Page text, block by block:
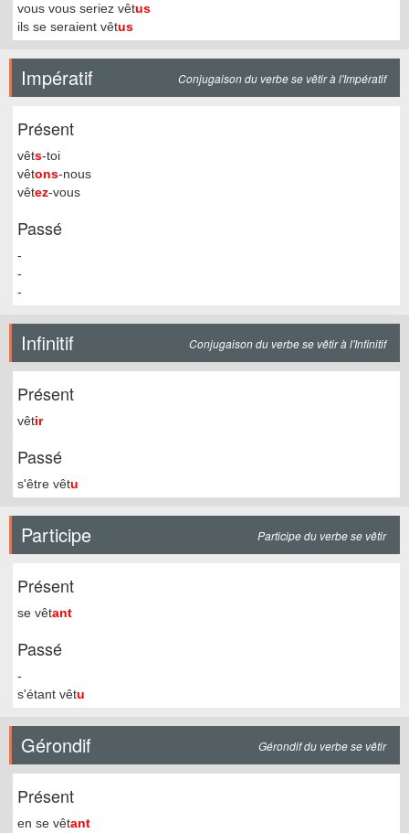
vous vous seriez vêtus
ils se seraient vêtus
Impératif Conjugaison du verbe se vêtir à l'Impératif
Présent
vêts-toi
vêtons-nous
vêtez-vous
Passé
-
-
-
Infinitif Conjugaison du verbe se vêtir à l'Infinitif
Présent
vêtir
Passé
s'être vêtu
Participe Participe du verbe se vêtir
Présent
se vêtant
Passé
-
s'étant vêtu
Gérondif Gérondif du verbe se vêtir
Présent
en se vêtant